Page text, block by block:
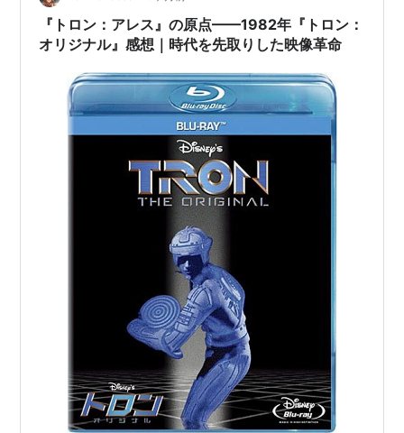
側のものが…
『トロン：アレス』の原点——1982年『トロン：
オリジナル』感想｜時代を先取りした映像革命